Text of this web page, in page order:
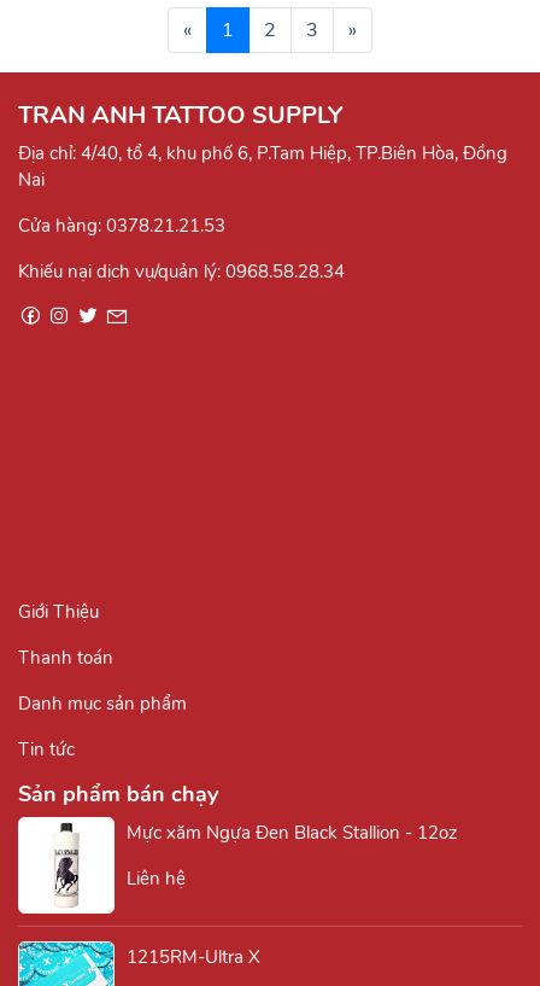
« 1 2 3 »
TRAN ANH TATTOO SUPPLY
Địa chỉ: 4/40, tổ 4, khu phố 6, P.Tam Hiệp, TP.Biên Hòa, Đồng
Nai
Cửa hàng: 0378.21.21.53
Khiếu nại dịch vụ/quản lý: 0968.58.28.34
Giới Thiệu
Thanh toán
Danh mục sản phẩm
Tin tức
Sản phẩm bán chạy
Mực xăm Ngựa Đen Black Stallion - 12oz
Liên hệ
1215RM-Ultra X